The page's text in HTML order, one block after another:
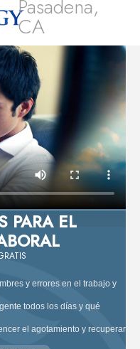
Pasadena,
CA
PARA EL
y errores en el trabajo y
todos los días y qué
el agotamiento y recuperar